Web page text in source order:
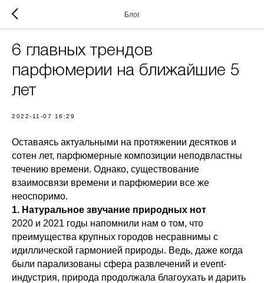
Блог
6 главных трендов
парфюмерии на ближайшие 5
лет
2022-11-07 16:29
Оставаясь актуальными на протяжении десятков и
сотен лет, парфюмерные композиции неподвластны
течению времени. Однако, существование
взаимосвязи времени и парфюмерии все же
неоспоримо.
1. Натуральное звучание природных нот
2020 и 2021 годы напомнили нам о том, что
преимущества крупных городов несравнимы с
идиллической гармонией природы. Ведь, даже когда
были парализованы сфера развлечений и event-
индустрия, природа продолжала благоухать и дарить